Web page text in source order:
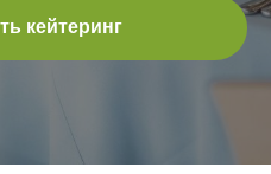
кейтеринг